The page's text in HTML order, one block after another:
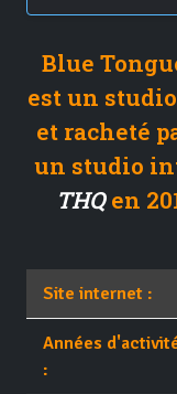
Blue
est un
et racheté
un studio
THQen
Site internet :
Années
: